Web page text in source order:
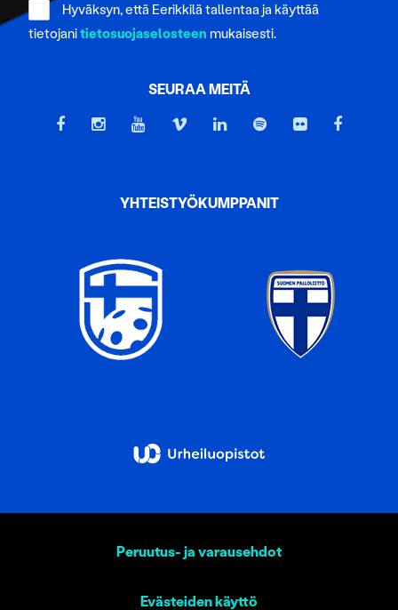
Hyväksyn, että Eerikkilä tallentaa ja käyttää
tietojanitietosuojaselosteen mukaisesti.
SEURAA MEITÄ
YHTEISTYÖKUMPPANIT
Peruutus- ja varausehdot
Evästeiden käyttö